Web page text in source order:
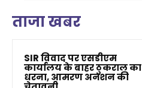
ताजा खबर
SIR विवाद पर एसडीएम
कार्यालय के बाहर ठुकराल का
धरना, आमरण अनशन की